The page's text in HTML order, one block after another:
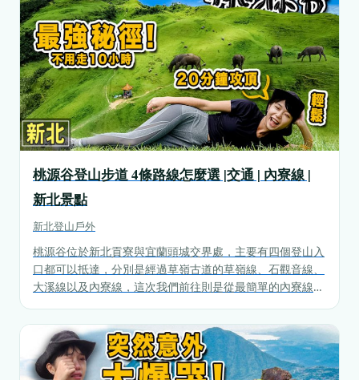
桃源谷登山步道 4條路線怎麼選 |交通 | 內寮線 |
新北景點
新北登山戶外
桃源谷位於新北貢寮與宜蘭頭城交界處，主要有四個登山入
口都可以抵達，分別是經過草嶺古道的草嶺線、石觀音線、
大溪線以及內寮線，這次我們前往則是從最簡單的內寮線登
相關資訊。